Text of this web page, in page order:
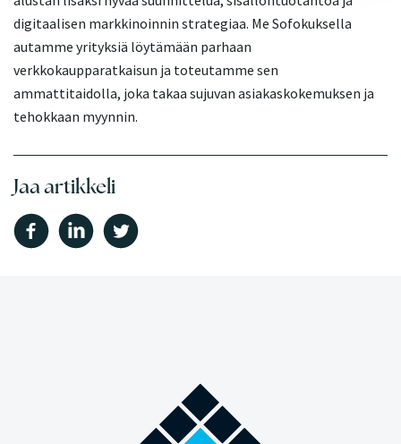
digitaalisen markkinoinnin strategiaa. Me Sofokuksella
autamme yrityksiä löytämään parhaan
verkkokaupparatkaisun ja toteutamme sen
ammattitaidolla, joka takaa sujuvan asiakaskokemuksen ja
tehokkaan myynnin.
Jaa artikkeli